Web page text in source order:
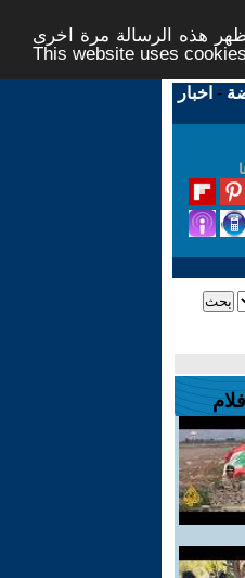
هذه الرسالة مرة اخرى -
This website uses
- اخبار